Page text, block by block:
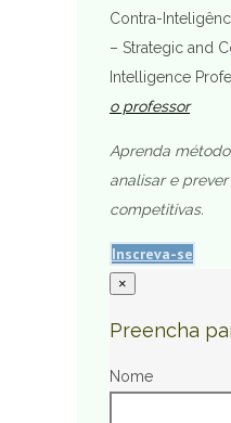
Contra-
– Strategic and
Intelligence
o professor
Aprenda
analisar e
competitivas.
Inscreva-se
×
Preencha
Nome